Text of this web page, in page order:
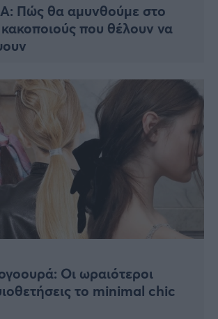
Πώς θα αμυνθούμε στο
που θέλουν να
Οι ωραιότεροι
το minimal chic